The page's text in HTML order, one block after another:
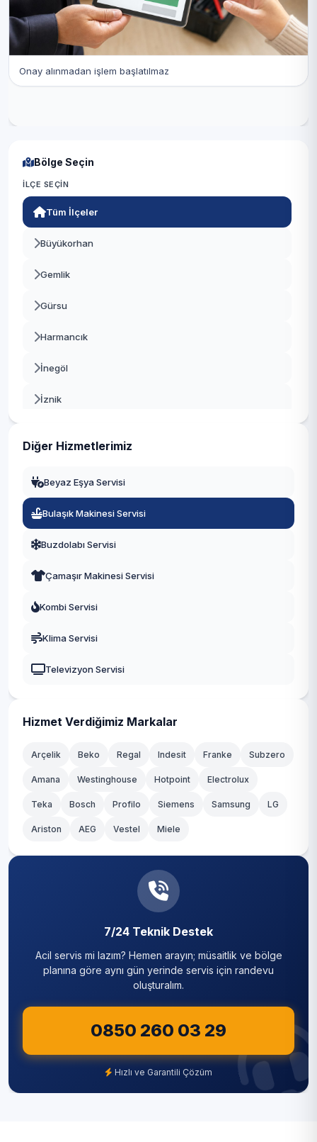
Onay alınmadan işlem başlatılmaz
Bölge Seçin
İLÇE SEÇIN
Tüm İlçeler
Büyükorhan
Gemlik
Gürsu
Harmancık
İnegöl
İznik
Diğer Hizmetlerimiz
Beyaz Eşya Servisi
Bulaşık Makinesi Servisi
Buzdolabı Servisi
Çamaşır Makinesi Servisi
Kombi Servisi
Klima Servisi
Televizyon Servisi
Hizmet Verdiğimiz Markalar
Arçelik Beko Regal Indesit Franke Subzero
Amana Westinghouse Hotpoint Electrolux
Teka Bosch Profilo Siemens Samsung LG
Ariston AEG Vestel Miele
7/24 Teknik Destek
Acil servis mi lazım? Hemen arayın; müsaitlik ve bölge
planına göre aynı gün yerinde servis için randevu
oluşturalım.
0850 260 03 29
Hızlı ve Garantili Çözüm